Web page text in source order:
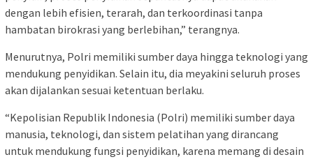
dengan lebih efisien, terarah, dan terkoordinasi tanpa
hambatan birokrasi yang berlebihan,” terangnya.
Menurutnya, Polri memiliki sumber daya hingga teknologi yang
mendukung penyidikan. Selain itu, dia meyakini seluruh proses
akan dijalankan sesuai ketentuan berlaku.
“Kepolisian Republik Indonesia (Polri) memiliki sumber daya
manusia, teknologi, dan sistem pelatihan yang dirancang
untuk mendukung fungsi penyidikan, karena memang di desain